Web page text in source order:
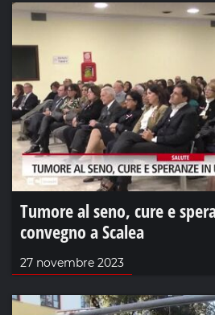
Tumore al seno, cure e
convegno a Scalea
27 novembre 2023